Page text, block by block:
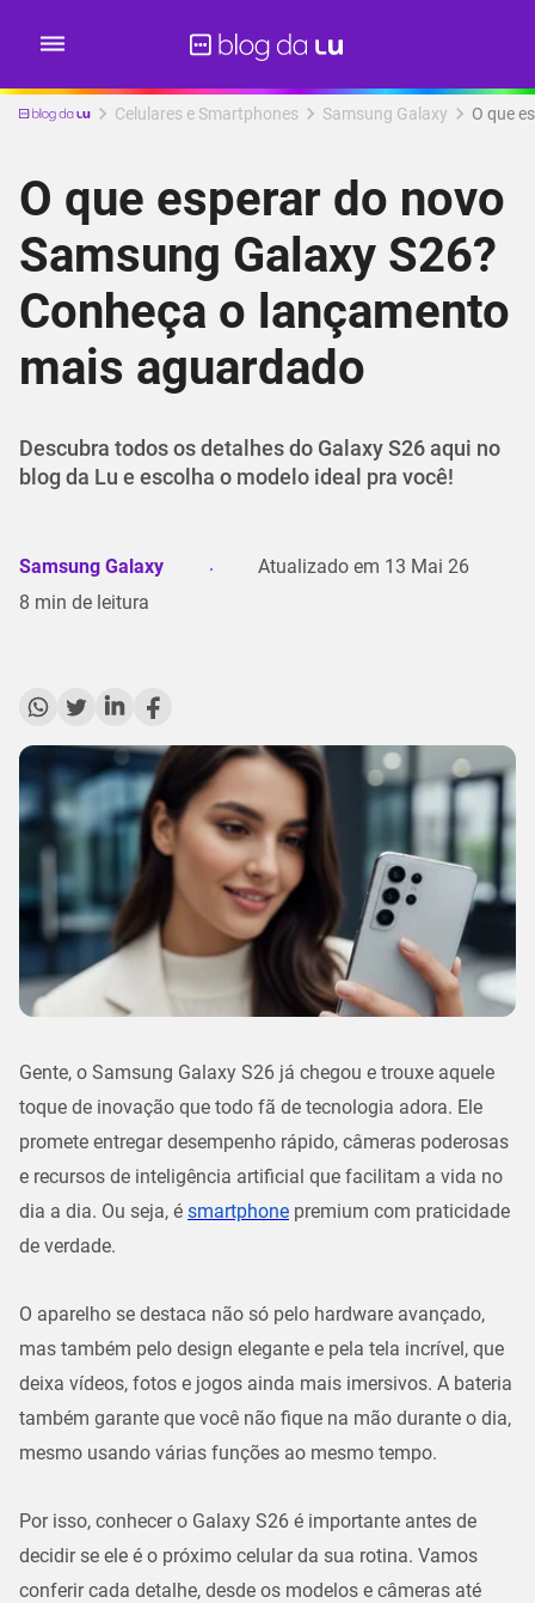
Celulares e Smartphones Samsung Galaxy O que
O que esperar do novo
Samsung Galaxy S26?
Conheça o lançamento
mais aguardado
Descubra todos os detalhes do Galaxy S26 aqui no
blog da Lu e escolha o modelo ideal pra você!
Samsung Galaxy Atualizado em 13 Mai 26
8 min de leitura
Gente, o Samsung Galaxy S26 já chegou e trouxe aquele
toque de inovação que todo fã de tecnologia adora. Ele
promete entregar desempenho rápido, câmeras poderosas
e recursos de inteligência artificial que facilitam a vida no
dia a dia. Ou seja, é smartphone premium com praticidade
de verdade.
O aparelho se destaca não só pelo hardware avançado,
mas também pelo design elegante e pela tela incrível, que
deixa vídeos, fotos e jogos ainda mais imersivos. A bateria
também garante que você não fique na mão durante o dia,
mesmo usando várias funções ao mesmo tempo.
Por isso, conhecer o Galaxy S26 é importante antes de
decidir se ele é o próximo celular da sua rotina. Vamos
conferir cada detalhe, desde os modelos e câmeras até